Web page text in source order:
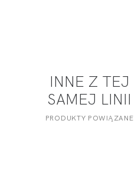
INNE Z TEJ
SAMEJ LINII
PRODUKTY POWIĄZANE